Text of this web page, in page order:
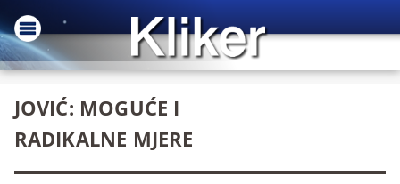
JOVIĆ: MOGUĆE I
RADIKALNE MJERE